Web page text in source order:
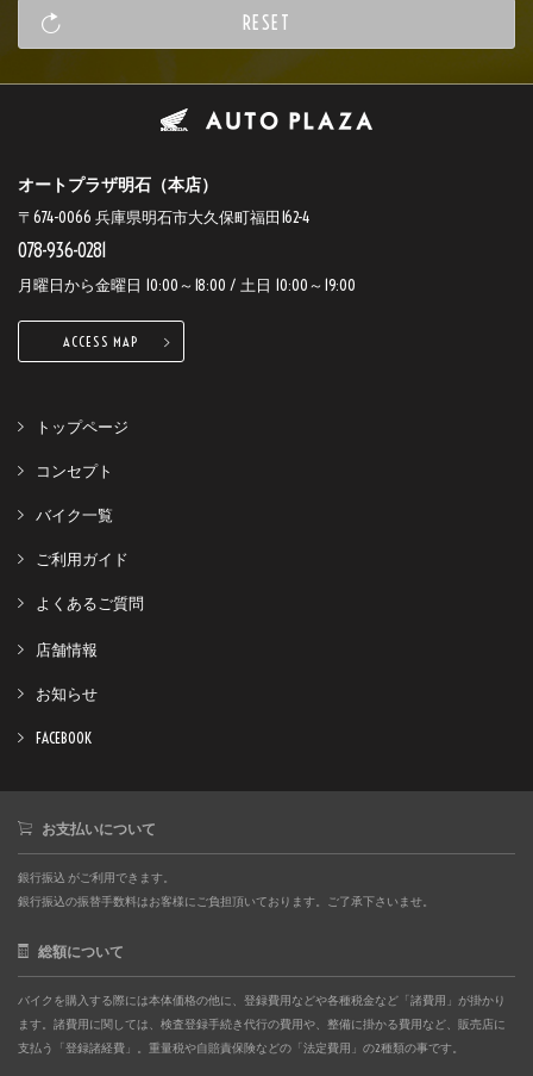
オートプラザ明石（本店）
〒674-0066 兵庫県明石市大久保町福田162-4
078-936-0281
月曜日から金曜日 10:00～18:00 / 土日 10:00～19:00
ACCESS MAP
トップページ
コンセプト
バイク一覧
ご利用ガイド
よくあるご質問
店舗情報
お知らせ
FACEBOOK
お支払いについて
銀行振込 がご利用できます。
銀行振込の振替手数料はお客様にご負担頂いております。ご了承下さいませ。
総額について
バイクを購入する際には本体価格の他に、登録費用などや各種税金など「諸費用」が掛かり
ます。諸費用に関しては、検査登録手続き代行の費用や、整備に掛かる費用など、販売店に
支払う「登録諸経費」。重量税や自賠責保険などの「法定費用」の2種類の事です。